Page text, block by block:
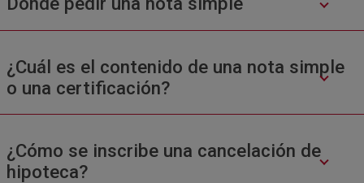
¿Cuál es el contenido de una nota simple
o una certificación?
¿Cómo se inscribe una cancelación de
hipoteca?